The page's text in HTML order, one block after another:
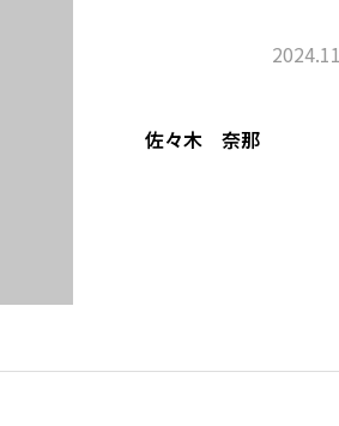
佐々木 奈那